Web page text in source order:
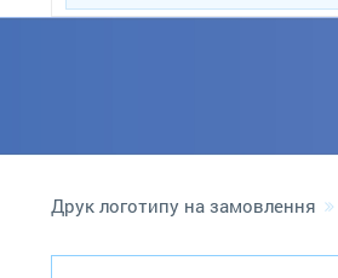
Друк логотипу на замовлення